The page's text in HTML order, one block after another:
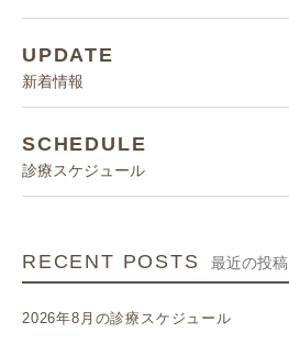
UPDATE
新着情報
SCHEDULE
診療スケジュール
RECENT POSTS 最近の投稿
2026年8月の診療スケジュール